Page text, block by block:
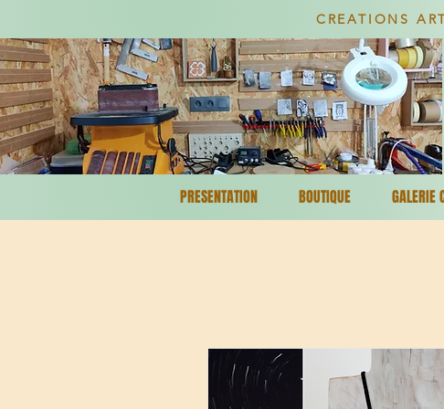
CREATIONS
PRESENTATION BOUTIQUE GALERIE